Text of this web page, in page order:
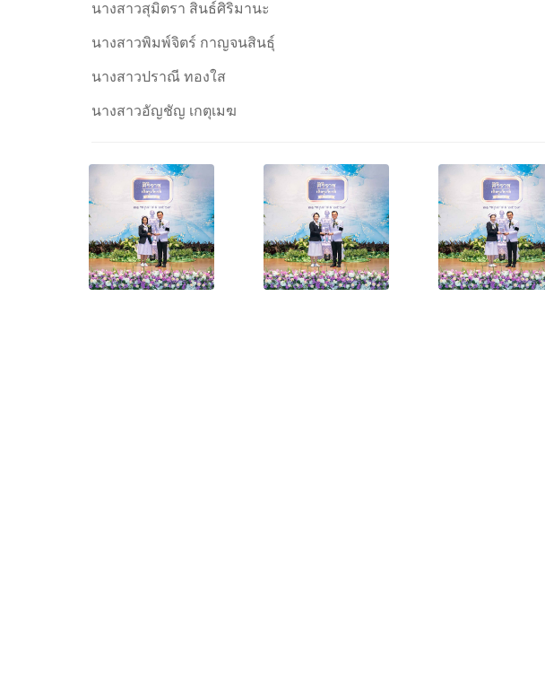
นางสาวสุมิตรา สินธ์ศิริมานะ
นางสาวพิมพ์จิตร์ กาญจนสินธุ์
นางสาวปราณี ทองใส
นางสาวอัญชัญ เกตุเมฆ